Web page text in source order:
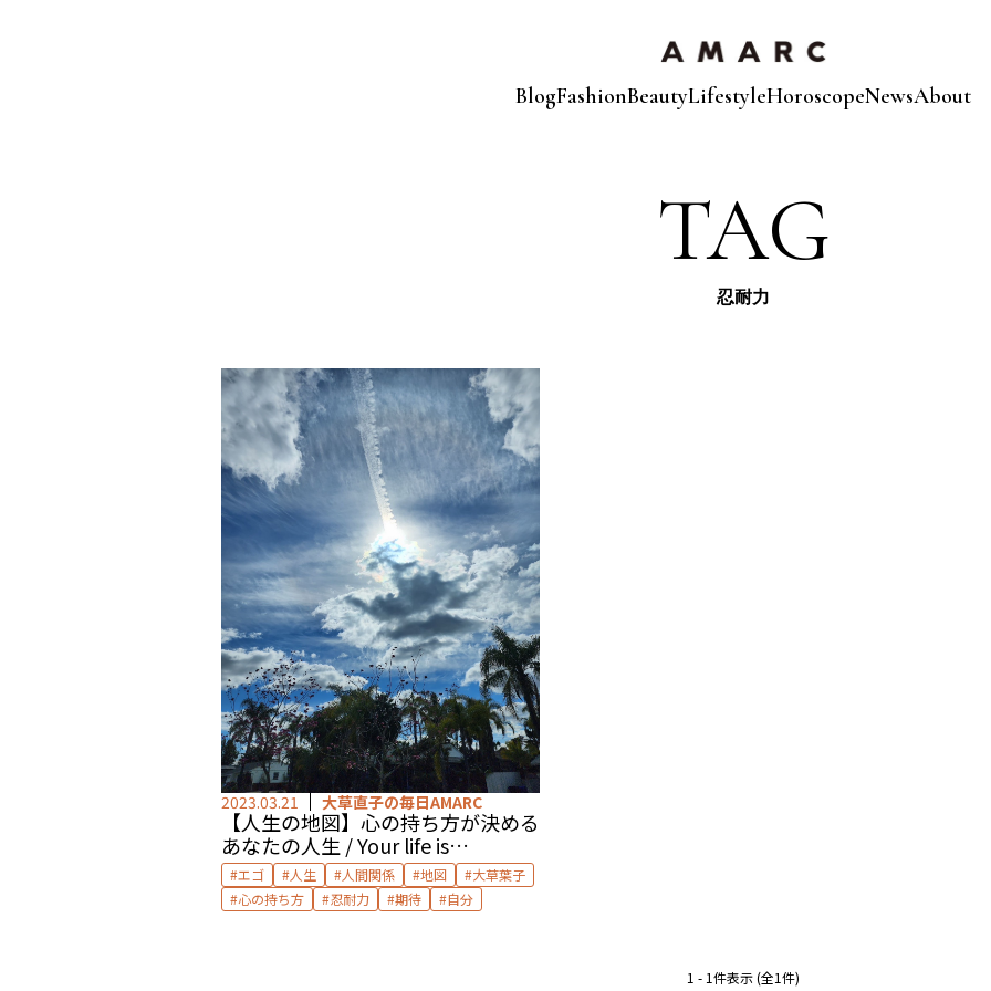
BlogFashionBeautyLifestyleHoroscopeNewsAbout
TAG
忍耐力
2023.03.21 大草直子の毎日AMARC
【人生の地図】心の持ち方が決める
あなたの人生 / Your life is
determined by the way of
thinking by Yoko.C.Okusa
エゴ 人生 人間関係 地図
大草葉子
心の持ち方
忍耐力 期待 自分
1 - 1件表示 (全1件)